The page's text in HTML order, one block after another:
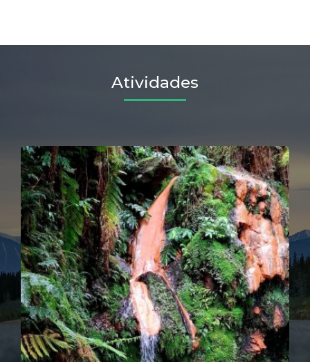
Atividades